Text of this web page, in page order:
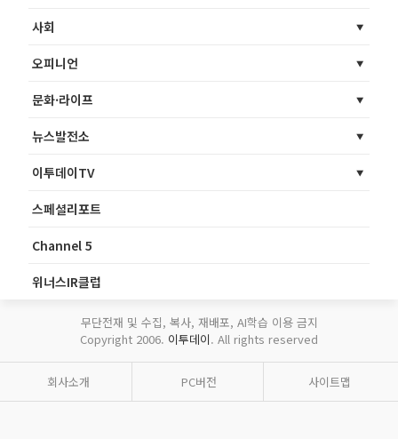
사회
오피니언
문화·라이프
뉴스발전소
이투데이TV
스페셜리포트
Channel 5
위너스IR클럽
무단전재 및 수집, 복사, 재배포, AI학습 이용 금지
Copyright 2006. 이투데이. All rights reserved
회사소개 PC버전 사이트맵